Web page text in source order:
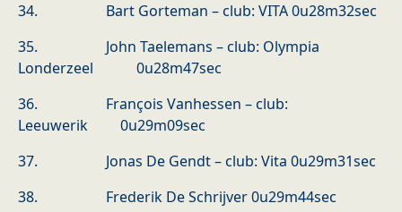
34. Bart Gorteman – club: VITA 0u28m32sec
35. John Taelemans – club: Olympia
Londerzeel 0u28m47sec
36. François Vanhessen – club:
Leeuwerik 0u29m09sec
37. Jonas De Gendt – club: Vita 0u29m31sec
38. Frederik De Schrijver 0u29m44sec